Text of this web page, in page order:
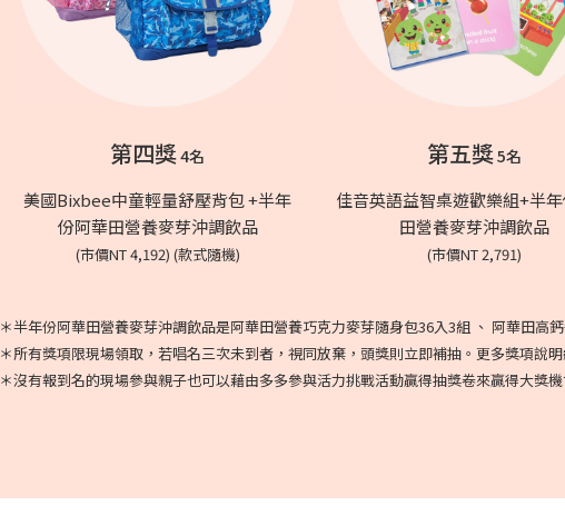
第四獎4名
美國Bixbee中童輕量舒壓背包 +半年
份阿華田營養麥芽沖調飲品
(市價NT 4,192) (款式隨機)
第五獎5名
佳音英語益智桌遊歡樂組+半
田營養麥芽沖調飲品
(市價NT 2,791)
＊半年份阿華田營養麥芽沖調飲品是阿華田營養巧克力麥芽隨身包36入3組 、 阿華田高
＊所有獎項限現場領取，若唱名三次未到者，視同放棄，頭獎則立即補抽。更多獎項說
＊沒有報到名的現場參與親子也可以藉由多多參與活力挑戰活動贏得抽獎卷來贏得大獎